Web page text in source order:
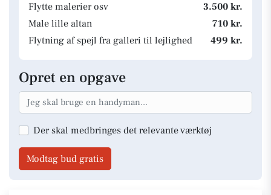
Flytte malerier osv
3.500 kr.
Male lille altan
710 kr.
Flytning af spejl fra galleri til lejlighed
499 kr.
Opret en opgave
Der skal medbringes det relevante værktøj
Modtag bud gratis